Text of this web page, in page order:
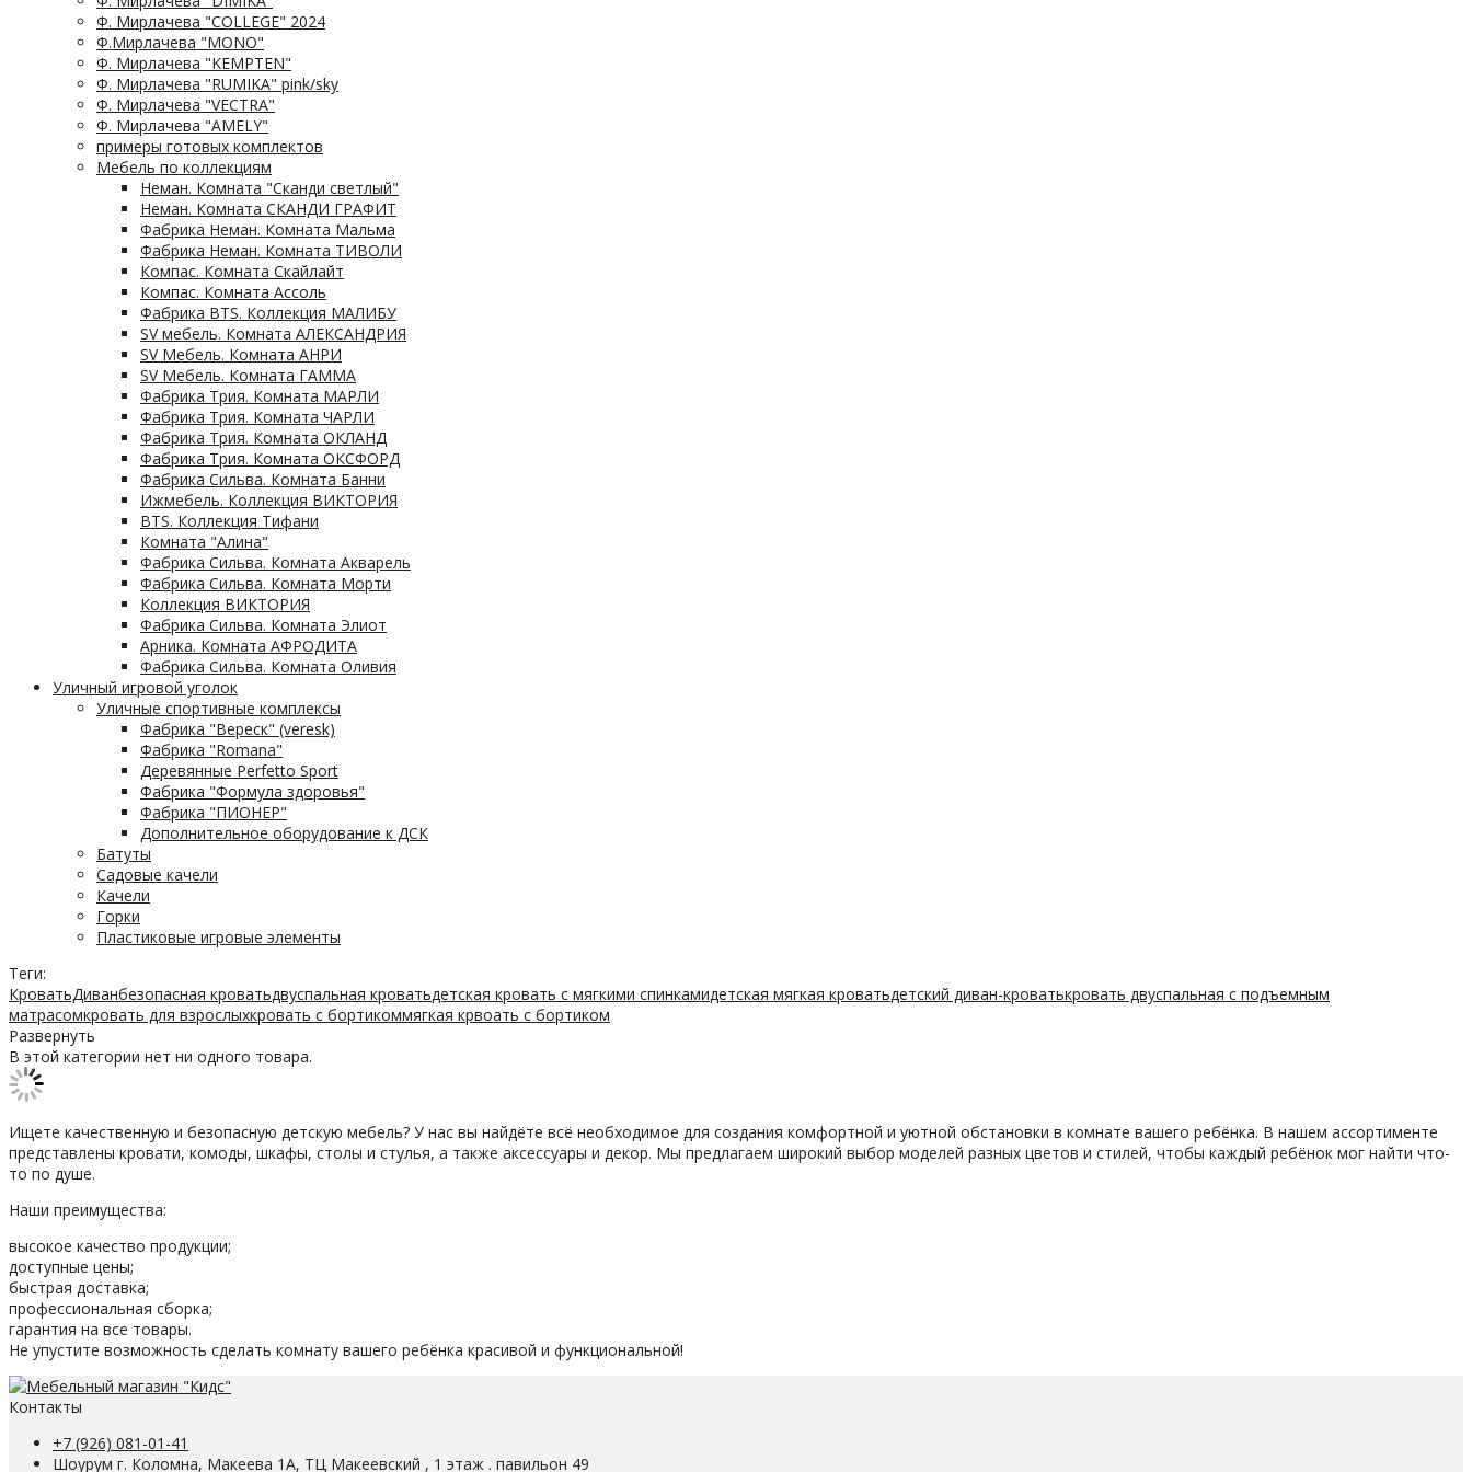
Ф. Мирлачева "COLLEGE" 2024
Ф.Мирлачева "MONO"
Ф. Мирлачева "KEMPTEN"
Ф. Мирлачева "RUMIKA" pink/sky
Ф. Мирлачева "VECTRA"
Ф. Мирлачева "AMELY"
примеры готовых комплектов
Мебель по коллекциям
Неман. Комната "Сканди светлый"
Неман. Комната СКАНДИ ГРАФИТ
Фабрика Неман. Комната Мальма
Фабрика Неман. Комната ТИВОЛИ
Компас. Комната Скайлайт
Компас. Комната Ассоль
Фабрика BTS. Коллекция МАЛИБУ
SV мебель. Комната АЛЕКСАНДРИЯ
SV Мебель. Комната АНРИ
SV Мебель. Комната ГАММА
Фабрика Трия. Комната МАРЛИ
Фабрика Трия. Комната ЧАРЛИ
Фабрика Трия. Комната ОКЛАНД
Фабрика Трия. Комната ОКСФОРД
Фабрика Сильва. Комната Банни
Ижмебель. Коллекция ВИКТОРИЯ
BTS. Коллекция Тифани
Комната "Алина"
Фабрика Сильва. Комната Акварель
Фабрика Сильва. Комната Морти
Коллекция ВИКТОРИЯ
Фабрика Сильва. Комната Элиот
Арника. Комната АФРОДИТА
Фабрика Сильва. Комната Оливия
Уличный игровой уголок
Уличные спортивные комплексы
Фабрика "Вереск" (veresk)
Фабрика "Romana"
Деревянные Perfetto Sport
Фабрика "Формула здоровья"
Фабрика "ПИОНЕР"
Дополнительное оборудование к ДСК
Батуты
Садовые качели
Качели
Горки
Пластиковые игровые элементы
Теги:
КроватьДиванбезопасная кроватьдвуспальная кроватьдетская кровать с мягкими спинкамидетская мягкая кроватьдетский диван-кроватькровать двуспальная с подъемным
матрасомкровать для взрослыхкровать с бортикоммягкая крвоать с бортиком
Развернуть
В этой категории нет ни одного товара.
Ищете качественную и безопасную детскую мебель? У нас вы найдёте всё необходимое для создания комфортной и уютной обстановки в комнате вашего ребёнка. В нашем ассортименте
представлены кровати, комоды, шкафы, столы и стулья, а также аксессуары и декор. Мы предлагаем широкий выбор моделей разных цветов и стилей, чтобы каждый ребёнок мог найти что-
то по душе.
Наши преимущества:
высокое качество продукции;
доступные цены;
быстрая доставка;
профессиональная сборка;
гарантия на все товары.
Не упустите возможность сделать комнату вашего ребёнка красивой и функциональной!
Контакты
+7 (926) 081-01-41
Шоурум г. Коломна, Макеева 1А, ТЦ Макеевский , 1 этаж . павильон 49